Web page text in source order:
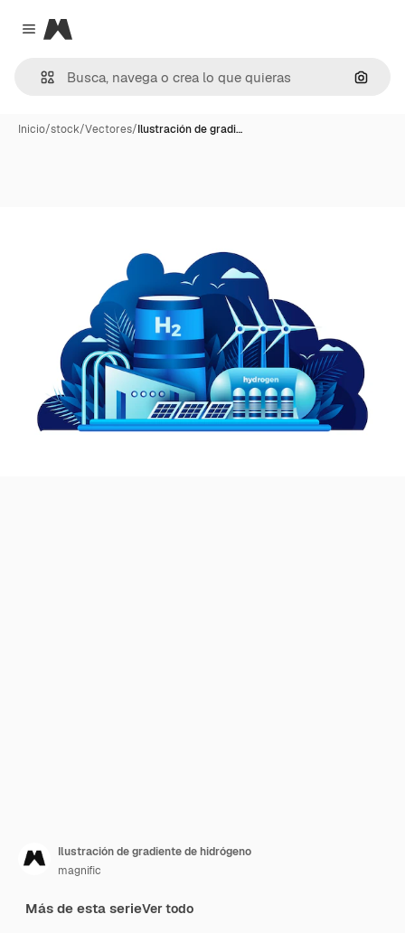
Close menu
Magnific
Inicio/stock/Vectores/Ilustración de gradi…
Ilustración de gradiente de hidrógeno
magnific
Más de esta serieVer todo